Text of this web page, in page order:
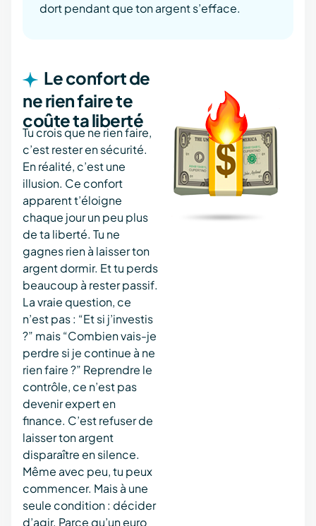
dort pendant que ton argent s’efface.
Le confort de
ne rien faire te
coûte ta liberté
Tu crois que ne rien faire,
c’est rester en sécurité.
En réalité, c’est une
illusion. Ce confort
apparent t’éloigne
chaque jour un peu plus
de ta liberté. Tu ne
gagnes rien à laisser ton
argent dormir. Et tu perds
beaucoup à rester passif.
La vraie question, ce
n’est pas : “Et si j’investis
?” mais “Combien vais-je
perdre si je continue à ne
rien faire ?” Reprendre le
contrôle, ce n’est pas
devenir expert en
finance. C’est refuser de
laisser ton argent
disparaître en silence.
Même avec peu, tu peux
commencer. Mais à une
seule condition : décider
d’agir. Parce qu’un euro